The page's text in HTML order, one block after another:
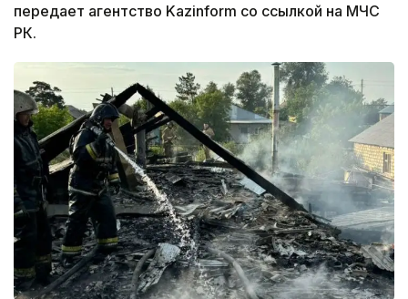
передает агентство Kazinform со ссылкой на МЧС
РК.